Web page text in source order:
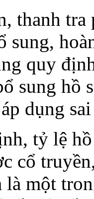
thanh tra
sung,
quy
sung hồ
dụng
tỷ lệ
cổ
là một